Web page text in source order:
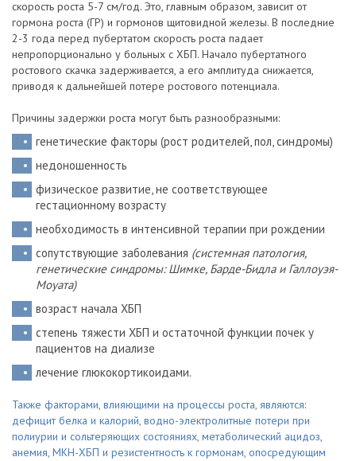
скорость роста 5-7 см/год. Это, главным образом, зависит от
гормона роста (ГР) и гормонов щитовидной железы. В последние
2-3 года перед пубертатом скорость роста падает
непропорционально у больных с ХБП. Начало пубертатного
ростового скачка задерживается, а его амплитуда снижается,
приводя к дальнейшей потере ростового потенциала.
Причины задержки роста могут быть разнообразными:
генетические факторы (рост родителей, пол, синдромы)
недоношенность
физическое развитие, не соответствующее
гестационному возрасту
необходимость в интенсивной терапии при рождении
сопутствующие заболевания (системная патология,
генетические синдромы: Шимке, Барде-Бидла и Галлоуэя-
Моуата)
возраст начала ХБП
степень тяжести ХБП и остаточной функции почек у
пациентов на диализе
лечение глюкокортикоидами.
Также факторами, влияющими на процессы роста, являются:
дефицит белка и калорий, водно-электролитные потери при
полиурии и сольтеряющих состояниях, метаболический ацидоз,
анемия, МКН-ХБП и резистентность к гормонам, опосредующим